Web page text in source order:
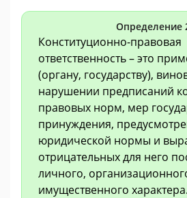
Определение
Конституционно-правовая
ответственность – это
(органу, государству),
нарушении предписаний
правовых норм, мер
принуждения,
юридической нормы и
отрицательных для него
личного,
имущественного характера.